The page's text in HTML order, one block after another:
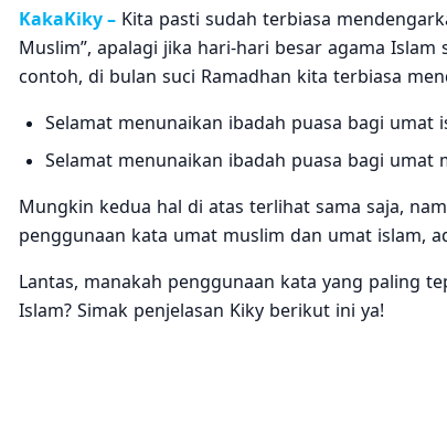
KakaKiky – Kita pasti sudah terbiasa
Muslim”, apalagi jika hari-hari besar agama
contoh, di bulan suci Ramadhan kita terbiasa
Selamat menunaikan ibadah puasa bagi umat
Selamat menunaikan ibadah puasa bagi umat
Mungkin kedua hal di atas terlihat sama saja,
penggunaan kata umat muslim dan umat islam,
Lantas, manakah penggunaan kata yang paling
Islam? Simak penjelasan Kiky berikut ini ya!